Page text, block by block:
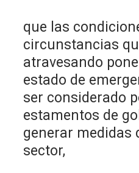
Que
que las
circunstancias
atravesando
estado de
ser considerado
estamentos de
generar medidas
sector,